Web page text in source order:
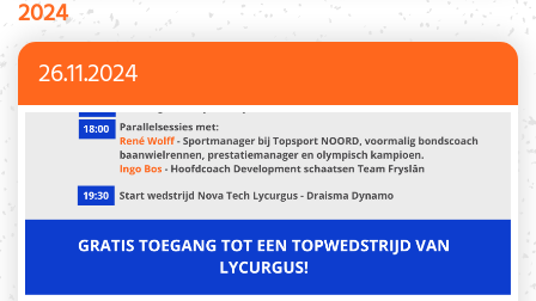
2024
26.11.2024